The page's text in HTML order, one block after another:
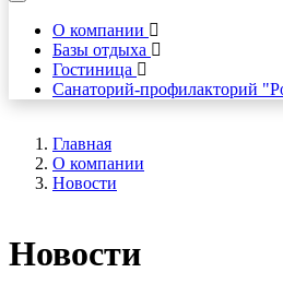
О компании
Базы отдыха
Гостиница
Санаторий-профилакторий
Главная
О компании
Новости
Новости